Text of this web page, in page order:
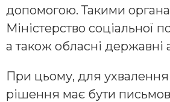
допомогою. Такими
Міністерство соціальної
а також обласні державні
При цьому, для ухвалення
рішення має бути